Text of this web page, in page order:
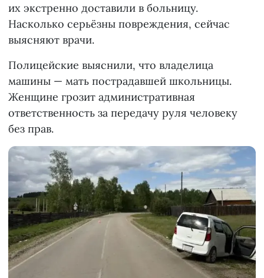
их экстренно доставили в больницу.
Насколько серьёзны повреждения, сейчас
выясняют врачи.
Полицейские выяснили, что владелица
машины — мать пострадавшей школьницы.
Женщине грозит административная
ответственность за передачу руля человеку
без прав.